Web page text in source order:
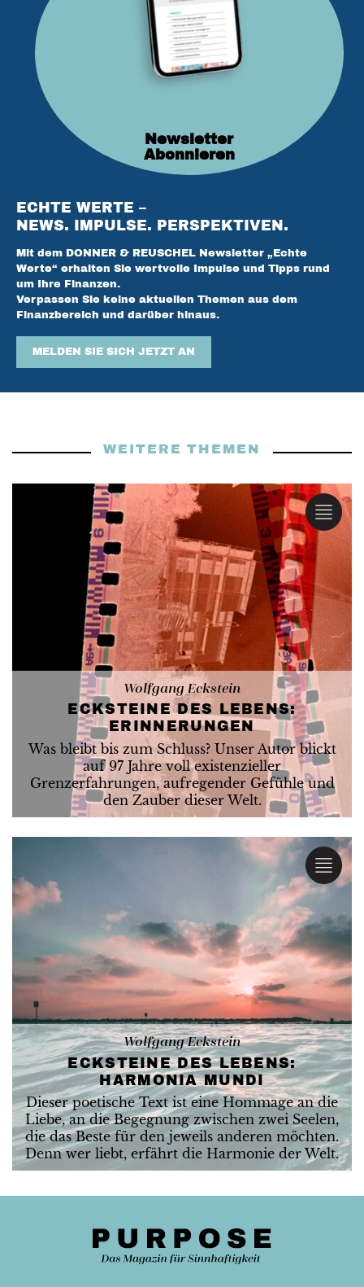
ECHTE WERTE –
NEWS. IMPULSE. PERSPEKTIVEN.
Mit dem DONNER & REUSCHEL Newsletter „Echte
Werte“ erhalten Sie wertvolle Impulse und Tipps rund
um Ihre Finanzen.
Verpassen Sie keine aktuellen Themen aus dem
Finanzbereich und darüber hinaus.
MELDEN SIE SICH JETZT AN
Newsletter
Abonnieren
WEITERE THEMEN
Wolfgang Eckstein
ECKSTEINE DES LEBENS:
ERINNERUNGEN
Was bleibt bis zum Schluss? Unser Autor blickt
auf 97 Jahre voll existenzieller
Grenzerfahrungen, aufregender Gefühle und
den Zauber dieser Welt.
Wolfgang Eckstein
ECKSTEINE DES LEBENS:
HARMONIA MUNDI
Dieser poetische Text ist eine Hommage an die
Liebe, an die Begegnung zwischen zwei Seelen,
die das Beste für den jeweils anderen möchten.
Denn wer liebt, erfährt die Harmonie der Welt.